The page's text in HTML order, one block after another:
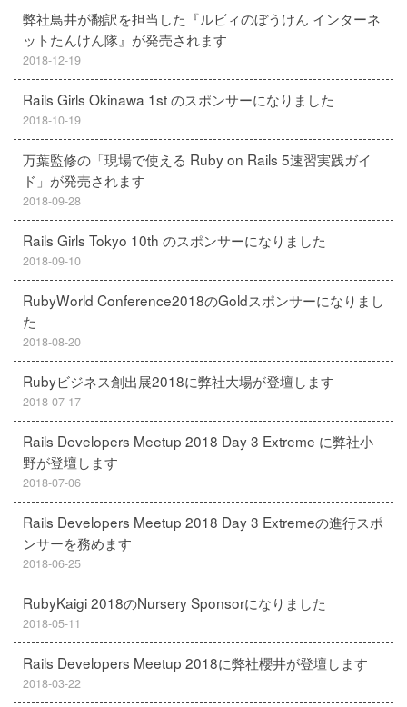
弊社鳥井が翻訳を担当した『ルビィのぼうけん インターネ
ットたんけん隊』が発売されます
2018-12-19
Rails Girls Okinawa 1st のスポンサーになりました
2018-10-19
万葉監修の「現場で使える Ruby on Rails 5速習実践ガイ
ド」が発売されます
2018-09-28
Rails Girls Tokyo 10th のスポンサーになりました
2018-09-10
RubyWorld Conference2018のGoldスポンサーになりまし
た
2018-08-20
Rubyビジネス創出展2018に弊社大場が登壇します
2018-07-17
Rails Developers Meetup 2018 Day 3 Extreme に弊社小
野が登壇します
2018-07-06
Rails Developers Meetup 2018 Day 3 Extremeの進行スポ
ンサーを務めます
2018-06-25
RubyKaigi 2018のNursery Sponsorになりました
2018-05-11
Rails Developers Meetup 2018に弊社櫻井が登壇します
2018-03-22